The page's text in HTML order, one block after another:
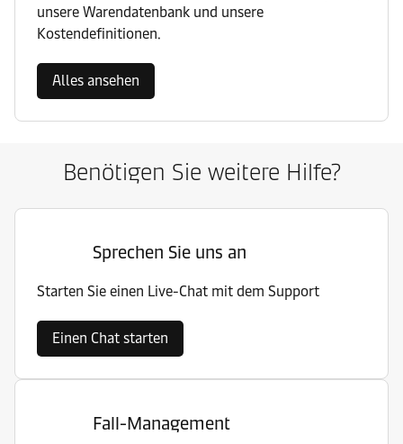
unsere Warendatenbank und unsere
Kostendefinitionen.
Alles ansehen
Benötigen Sie weitere Hilfe?
Sprechen Sie uns an
Starten Sie einen Live-Chat mit dem Support
Einen Chat starten
Fall-Management